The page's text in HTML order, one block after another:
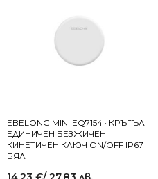
EBELONG MINI EQ7154 · КРЪГЪЛ
ЕДИНИЧЕН БЕЗЖИЧЕН
КИНЕТИЧЕН КЛЮЧ ON/OFF IP67
БЯЛ